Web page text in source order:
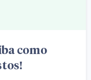
como